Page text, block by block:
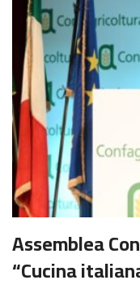
Assemblea
“Cucina